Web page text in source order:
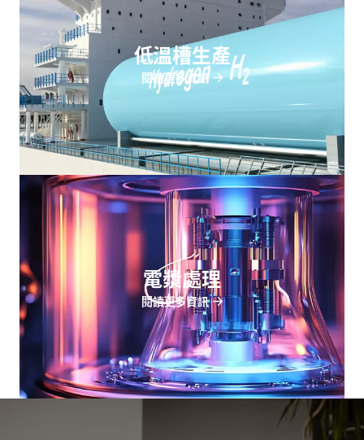
低溫槽生產
閱讀更多資訊
電漿處理
閱讀更多資訊